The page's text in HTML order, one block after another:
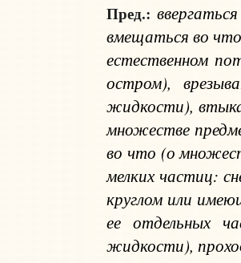
Пред.:
вмещаться во что
естественном
остром),
жидкости),
множестве
во что (о
мелких частиц:
круглом или
ее отдельных
жидкости),